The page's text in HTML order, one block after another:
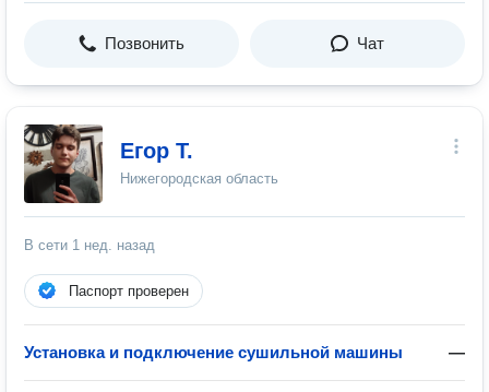
Позвонить Чат
Егор Т.
Нижегородская область
В сети 1 нед. назад
Паспорт проверен
Установка и подключение сушильной машины —